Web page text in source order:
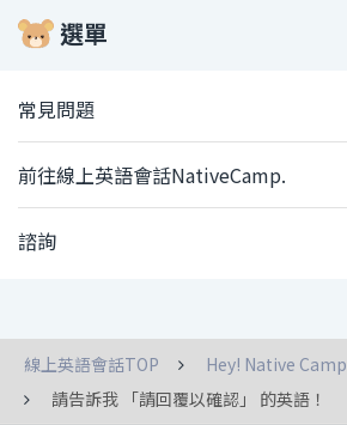
選單
常見問題
前往線上英語會話NativeCamp.
諮詢
線上英語會話TOP
Hey! Native Camp
請告訴我 「請回覆以確認」 的英語！